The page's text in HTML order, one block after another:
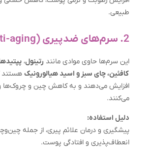
طبیعی.
2. سرم‌های ضدپیری (Anti-aging)
این سرم‌ها حاوی موادی مانند رتینول،
کافئین، چای سبز و اسید هیالورونیک هستند
افزایش می‌دهند و به کاهش چین و چروک‌ها
می‌کنند.
دلیل استفاده:
پیشگیری و درمان علائم پیری، از جمله
انعطاف‌پذیری و افتادگی پوست.